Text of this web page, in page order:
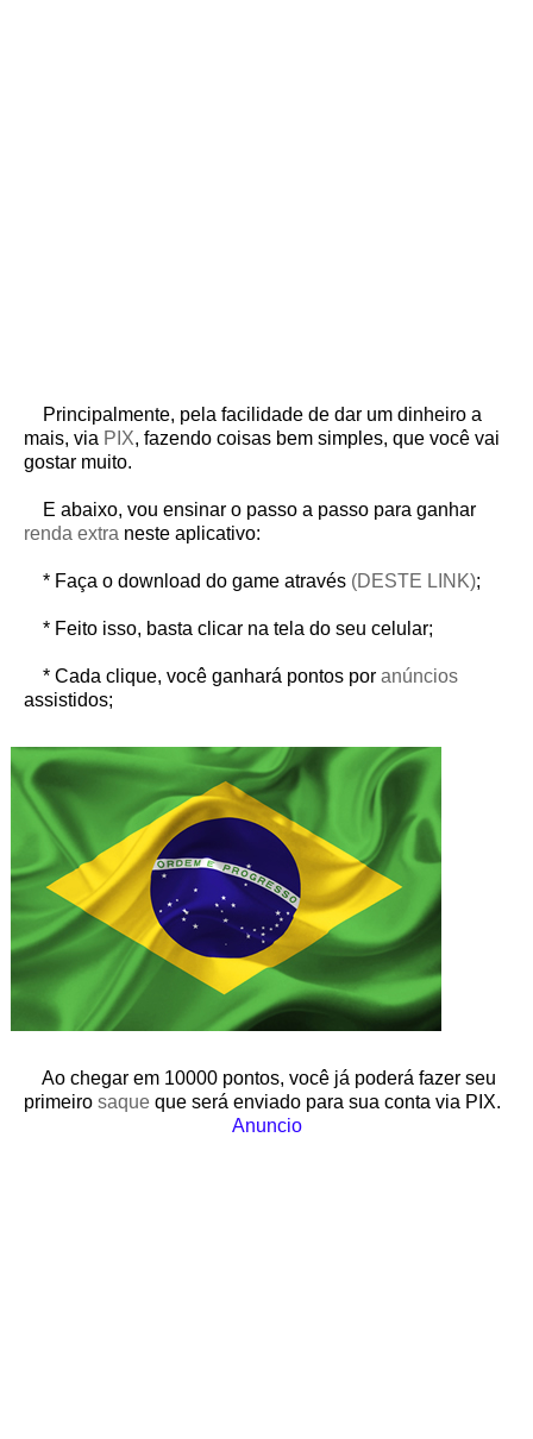
Principalmente, pela facilidade de dar um dinheiro a
mais, via PIX, fazendo coisas bem simples, que você vai
gostar muito.
E abaixo, vou ensinar o passo a passo para ganhar
renda extra neste aplicativo:
* Faça o download do game através (DESTE LINK);
* Feito isso, basta clicar na tela do seu celular;
* Cada clique, você ganhará pontos por anúncios
assistidos;
Ao chegar em 10000 pontos, você já poderá fazer seu
primeiro saque que será enviado para sua conta via PIX.
Anuncio